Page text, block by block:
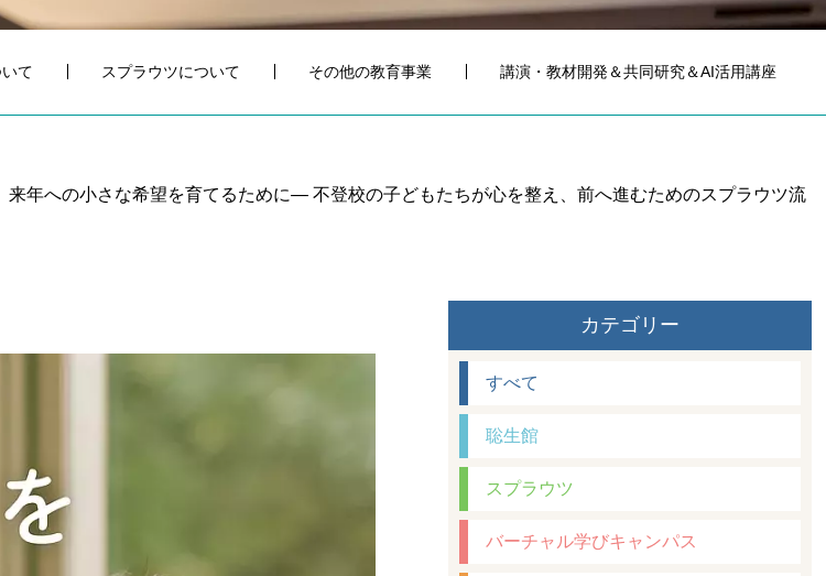
て スプラウツについて その他の教育事業 講演・教材開発＆共同研究＆AI活用講座
来年への小さな希望を育てるために― 不登校の子どもたちが心を整え、前へ進むためのスプラウツ流
カテゴリー
すべて
聡生館
スプラウツ
バーチャル学びキャンパス